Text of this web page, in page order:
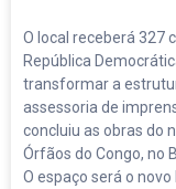
O local receberá 327
República
transformar a
assessoria de
concluiu as obras do
Órfãos do Congo, no
O espaço será o